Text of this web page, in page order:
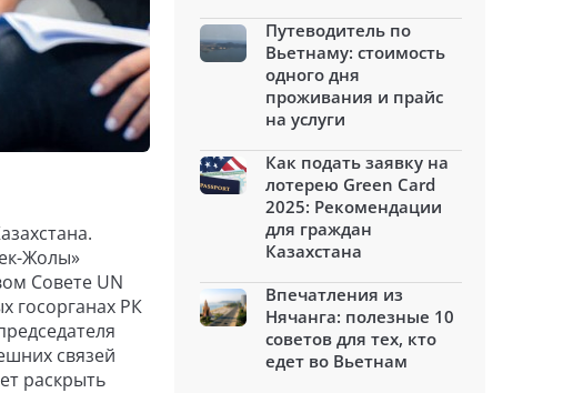
Жолы»
Совете UN
госорганах РК
связей
раскрыть
Путеводитель по
Вьетнаму: стоимость
одного дня
проживания и прайс
на услуги
Как подать заявку на
лотерею Green Card
2025: Рекомендации
для граждан
Казахстана
Впечатления из
Нячанга: полезные 10
советов для тех, кто
едет во Вьетнам